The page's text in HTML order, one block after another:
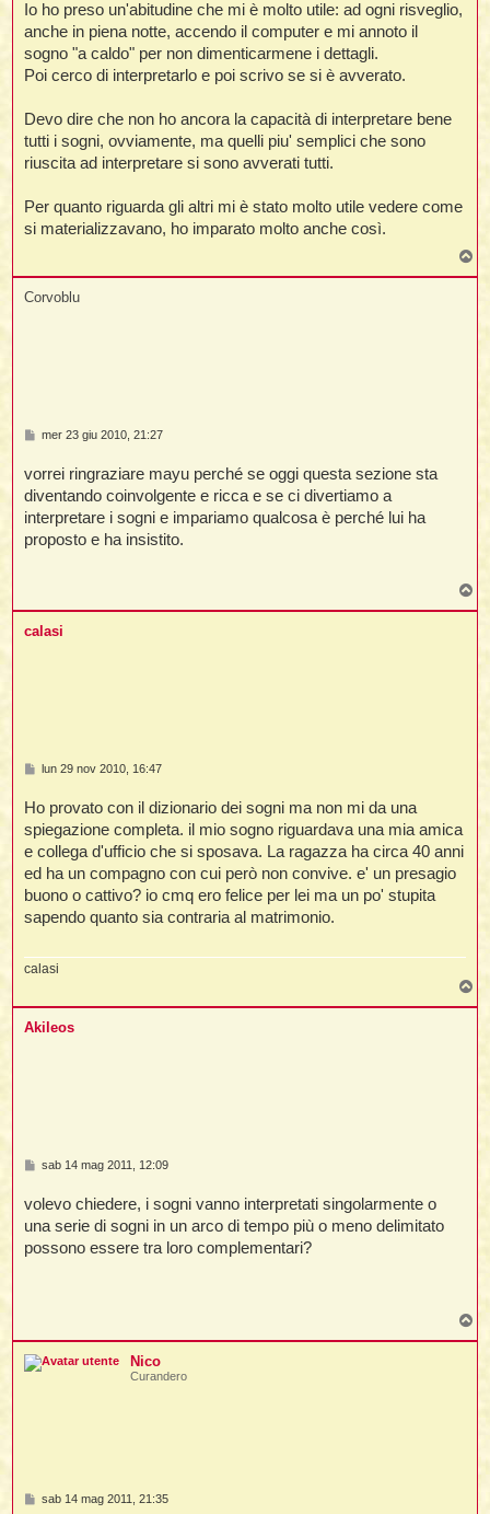
Io ho preso un'abitudine che mi è molto utile: ad ogni risveglio,
anche in piena notte, accendo il computer e mi annoto il
sogno "a caldo" per non dimenticarmene i dettagli.
Poi cerco di interpretarlo e poi scrivo se si è avverato.
Devo dire che non ho ancora la capacità di interpretare bene
tutti i sogni, ovviamente, ma quelli piu' semplici che sono
riuscita ad interpretare si sono avverati tutti.
Per quanto riguarda gli altri mi è stato molto utile vedere come
si materializzavano, ho imparato molto anche così.
Corvoblu
M
s
a
g
g
o
mer 23 giu 2010, 21:27
vorrei ringraziare mayu perché se oggi questa sezione sta
diventando coinvolgente e ricca e se ci divertiamo a
interpretare i sogni e impariamo qualcosa è perché lui ha
proposto e ha insistito.
calasi
M
s
a
g
g
i
o
lun 29 nov 2010, 16:47
Ho provato con il dizionario dei sogni ma non mi da una
spiegazione completa. il mio sogno riguardava una mia amica
e collega d'ufficio che si sposava. La ragazza ha circa 40 anni
ed ha un compagno con cui però non convive. e' un presagio
buono o cattivo? io cmq ero felice per lei ma un po' stupita
sapendo quanto sia contraria al matrimonio.
calasi
T
Akileos
M
s
a
g
g
sab 14 mag 2011, 12:09
volevo chiedere, i sogni vanno interpretati singolarmente o
una serie di sogni in un arco di tempo più o meno delimitato
possono essere tra loro complementari?
Nico
Curandero
M
sab 14 mag 2011, 21:35